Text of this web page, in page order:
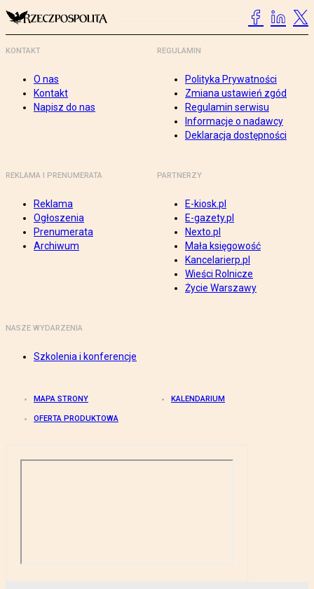
KONTAKT
O nas
Kontakt
Napisz do nas
REGULAMIN
Polityka Prywatności
Zmiana ustawień zgód
Regulamin serwisu
Informacje o nadawcy
Deklaracja dostępności
REKLAMA I PRENUMERATA
Reklama
Ogłoszenia
Prenumerata
Archiwum
PARTNERZY
E-kiosk.pl
E-gazety.pl
Nexto.pl
Mała księgowość
Kancelarierp.pl
Wieści Rolnicze
Życie Warszawy
NASZE WYDARZENIA
Szkolenia i konferencje
MAPA STRONY KALENDARIUM
OFERTA PRODUKTOWA